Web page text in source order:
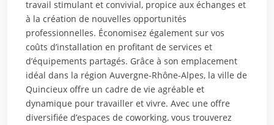
travail stimulant et convivial, propice aux échanges et
à la création de nouvelles opportunités
professionnelles. Économisez également sur vos
coûts d’installation en profitant de services et
d’équipements partagés. Grâce à son emplacement
idéal dans la région Auvergne-Rhône-Alpes, la ville de
Quincieux offre un cadre de vie agréable et
dynamique pour travailler et vivre. Avec une offre
diversifiée d’espaces de coworking, vous trouverez